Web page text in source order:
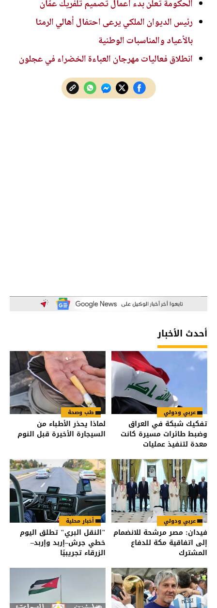
الحكومة تعلن بدء أعمال تصميم تلفريك عمّان
رئيس الديوان الملكي يرعى احتفال أهالي الرمثا
بالأعياد والمناسبات الوطنية
انطلاق فعاليات مهرجان العباءة الخضراء في عجلون
أحدث الأخبار
عربي ودولي
تفكيك شبكة في العراق
وضبط طائرات مسيرة كانت
معدة لتنفيذ عمليات
طب وصحة
لماذا يحذر الأطباء من
السيجارة الأخيرة قبل النوم
عربي ودولي
فيدان: مصر مرشحة للانضمام
إلى اتفاقية مكة للدفاع
المشترك
أخبار محلية
"النقل البري" تطلق اليوم
خطي جرش–إربد وإربد–
الزرقاء تجريبيًا